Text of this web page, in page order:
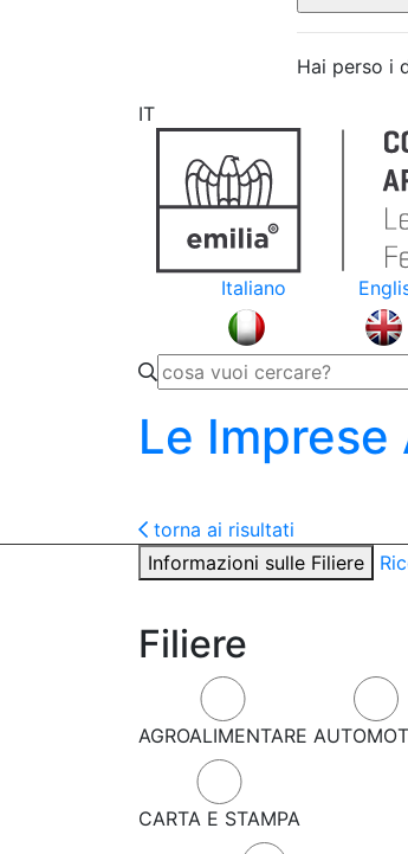
Hai perso i
IT
Italiano
Le
torna ai risultati
Informazioni sulle Filiere
Filiere
AGROALIMENTARE
CARTA E STAMPA